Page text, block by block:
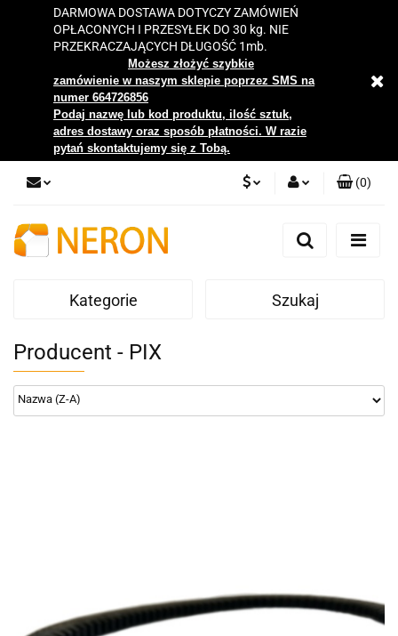
DARMOWA DOSTAWA DOTYCZY ZAMÓWIEŃ
OPŁACONYCH I PRZESYŁEK DO 30 kg. NIE
PRZEKRACZAJĄCYCH DŁUGOŚĆ 1mb.
Możesz złożyć szybkie
zamówienie w naszym sklepie poprzez SMS na
numer 664726856
Podaj nazwę lub kod produktu, ilość sztuk,
adres dostawy oraz sposób płatności. W razie
pytań skontaktujemy się z Tobą.
Zaloguj się
Zgody cookies
(0)
Kategorie Szukaj
Producent - PIX